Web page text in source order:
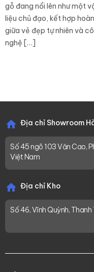
gỗ đang nổi lên như một
liệu chủ đạo, kết hợp
giữa vẻ đẹp tự nhiên và
nghệ […]
Địa chỉ Showroom
Số 45 ngõ 103 Văn Cao,
Việt Nam
Địa chỉ Kho
Số 46, Vĩnh Quỳnh, Thanh